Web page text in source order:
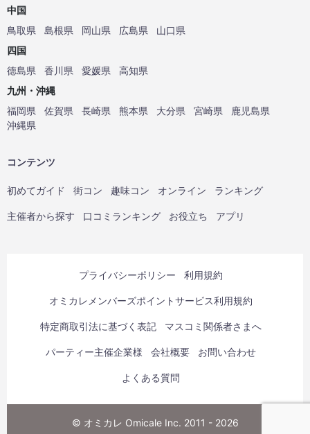
中国
鳥取県
島根県 岡山県 広島県
山口県
四国
徳島県
香川県 愛媛県
高知県
九州・沖縄
福岡県
佐賀県 長崎県 熊本県 大分県 宮崎県
鹿児島県
沖縄県
コンテンツ
初めてガイド 街コン 趣味コン オンライン ランキング
主催者から探す 口コミランキング お役立ち アプリ
プライバシーポリシー 利用規約
オミカレメンバーズポイントサービス利用規約
特定商取引法に基づく表記 マスコミ関係者さまへ
パーティー主催企業様 会社概要 お問い合わせ
よくある質問
© オミカレ Omicale Inc. 2011 - 2026